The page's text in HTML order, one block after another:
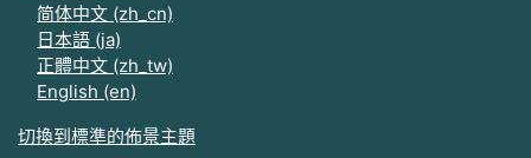
简体中文 ‎(zh_cn)‎
日本語 ‎(ja)‎
正體中文 ‎(zh_tw)‎
English ‎(en)‎
切換到標準的佈景主題